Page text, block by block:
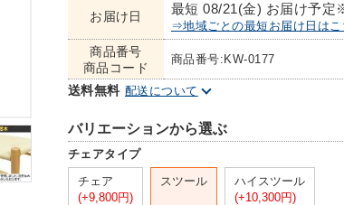
お届け日 最短 08/21(金) お届け予定
⇒地域ごとの最短お届け日はこ
商品番号
商品コード
商品番号:KW-0177
送料無料 配送について
バリエーションから選ぶ
チェアタイプ
チェア
(+9,800円)
スツール
ハイスツール
(+10,300円)